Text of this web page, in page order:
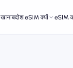
खानाबदोश eSIM क्यों eSIM